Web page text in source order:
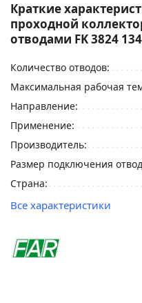
Краткие
проходной
отводами FK 3824 134
Количество отводов:
Максимальная рабочая
Направление:
Применение:
Производитель:
Размер подключения
Страна:
Все характеристики